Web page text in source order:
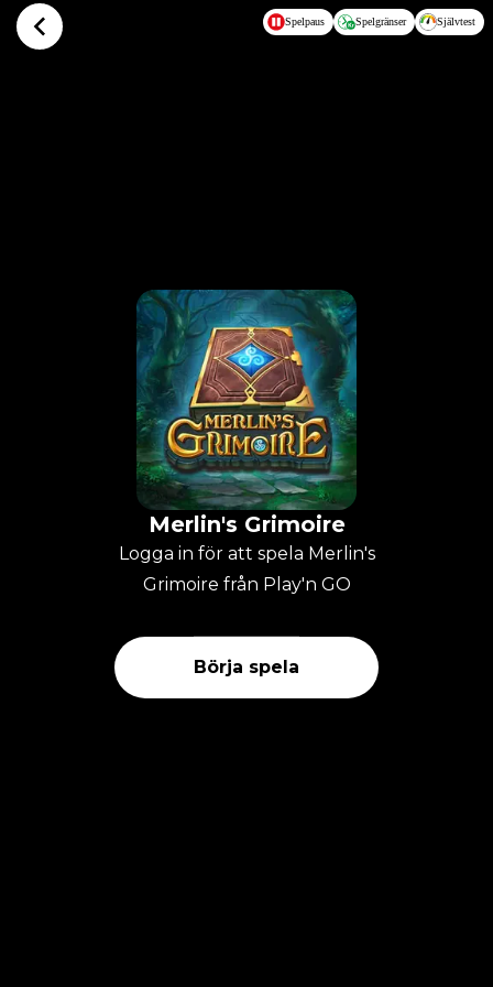
Hoppa till huvudinnehållet Spelpaus Spelgränser Självtest
Merlin's Grimoire
Logga in för att spela Merlin's
Grimoire från Play'n GO
Börja spela